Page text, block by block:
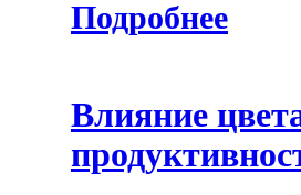
Подробнее
Влияние